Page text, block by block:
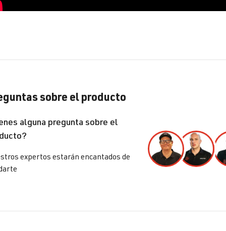
sobre el producto
alguna pregunta sobre el
expertos estarán encantados de